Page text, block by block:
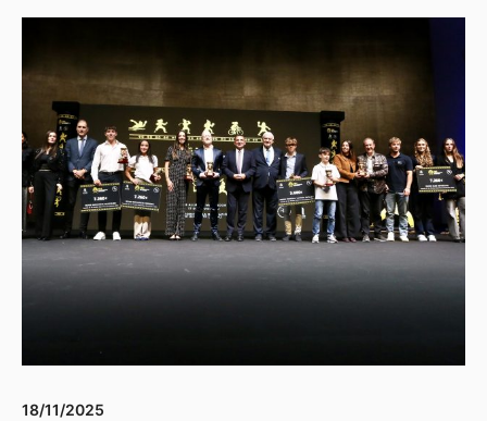
18/11/2025